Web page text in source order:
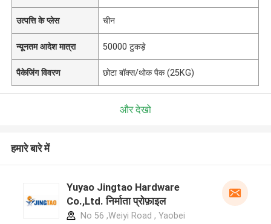
उत्पत्ति के प्लेस चीन
न्यूनतम आदेश मात्रा 50000 टुकड़े
पैकेजिंग विवरण छोटा बॉक्स/थोक पैक (25KG)
और देखो
हमारे बारे में
Yuyao Jingtao Hardware
Co.,Ltd. निर्माता प्रोफ़ाइल
No 56 ,Weiyi Road , Yaobei